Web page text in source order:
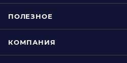
ПОЛЕЗНОЕ
КОМПАНИЯ